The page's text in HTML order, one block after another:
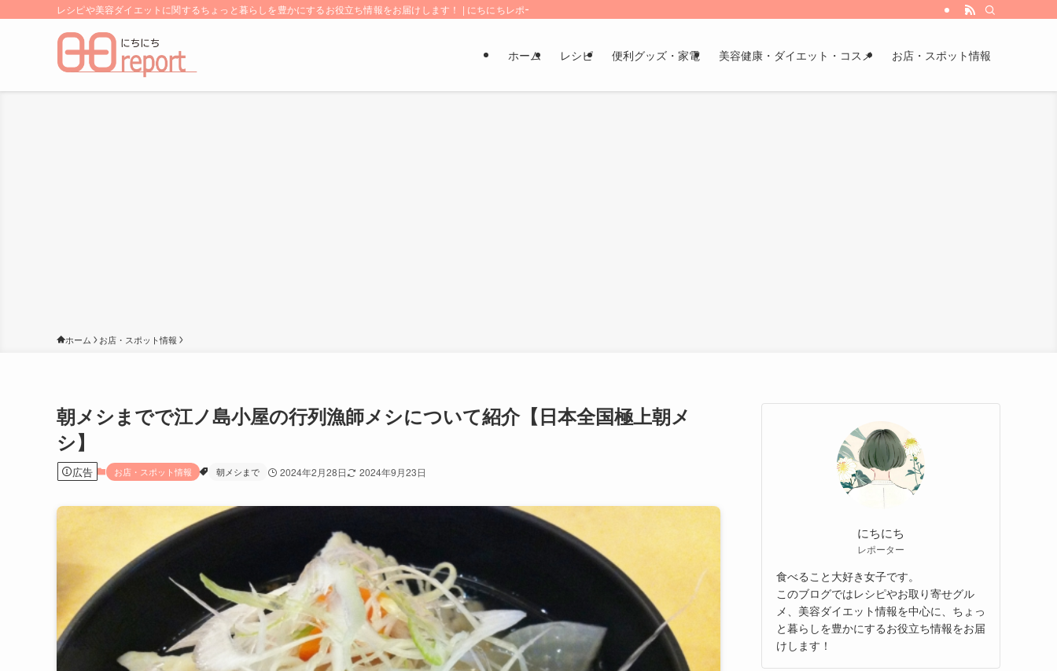
レシピや美容ダイエットに関するちょっと暮らしを豊かにするお役立ち情報をお届けします！ | にちにちレポート
ホーム レシピ 便利グッズ・家電 美容健康・ダイエット・コスメ お店・スポット情報
ホーム お店・スポット情報
朝メシまでで江ノ島小屋の行列漁師メシについて紹介【日本全国極上朝メ
シ】
広告 お店・スポット情報 朝メシまで 2024年2月28日 2024年9月23日
にちにち
レポーター
食べること大好き女子です。
このブログではレシピやお取り寄せグル
メ、美容ダイエット情報を中心に、ちょっ
と暮らしを豊かにするお役立ち情報をお届
けします！